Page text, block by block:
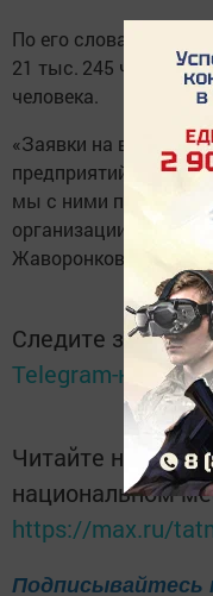
По его словам, всего
21 тыс. 245 человек.
человека.
«Заявки на
предприятий Казани.
мы с ними
организации
Жаворонков.
Следите за
Telegram-канале
Читайте новости
национальном
https://max.ru/
Подписывайтесь